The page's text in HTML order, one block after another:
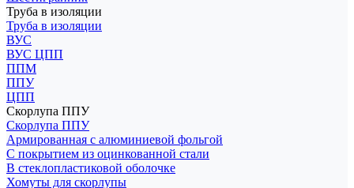
Труба в изоляции
Труба в изоляции
ВУС
ВУС ЦПП
ППМ
ППУ
ЦПП
Скорлупа ППУ
Скорлупа ППУ
Армированная с алюминиевой фольгой
С покрытием из оцинкованной стали
В стеклопластиковой оболочке
Хомуты для скорлупы